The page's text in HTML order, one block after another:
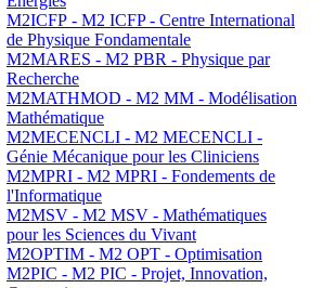
M2ICFP - M2 ICFP - Centre International
de Physique Fondamentale
M2MARES - M2 PBR - Physique par
Recherche
M2MATHMOD - M2 MM - Modélisation
Mathématique
M2MECENCLI - M2 MECENCLI -
Génie Mécanique pour les Cliniciens
M2MPRI - M2 MPRI - Fondements de
l'Informatique
M2MSV - M2 MSV - Mathématiques
pour les Sciences du Vivant
M2OPTIM - M2 OPT - Optimisation
M2PIC - M2 PIC - Projet, Innovation,